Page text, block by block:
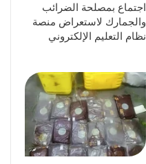
اجتماع بمصلحة الضرائب
والجمارك لاستعراض منصة
نظام التعليم الإلكتروني